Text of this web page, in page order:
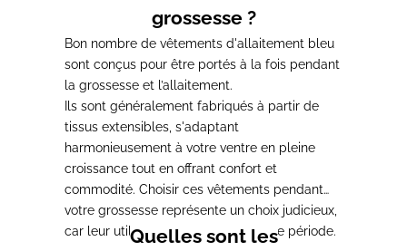
grossesse ?
Bon nombre de vêtements d'allaitement bleu
sont conçus pour être portés à la fois pendant
la grossesse et l’allaitement.
Ils sont généralement fabriqués à partir de
tissus extensibles, s'adaptant
harmonieusement à votre ventre en pleine
croissance tout en offrant confort et
commodité. Choisir ces vêtements pendant
votre grossesse représente un choix judicieux,
car leur utilité s'étend sur toute cette période.
Quelles sont les